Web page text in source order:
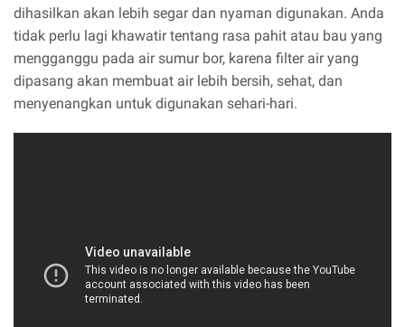
dihasilkan akan lebih segar dan nyaman digunakan. Anda
tidak perlu lagi khawatir tentang rasa pahit atau bau yang
mengganggu pada air sumur bor, karena filter air yang
dipasang akan membuat air lebih bersih, sehat, dan
menyenangkan untuk digunakan sehari-hari.